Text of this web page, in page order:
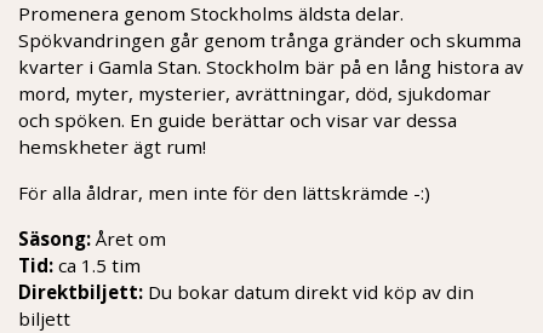
Promenera genom Stockholms äldsta delar.
Spökvandringen går genom trånga gränder och skumma
kvarter i Gamla Stan. Stockholm bär på en lång histora av
mord, myter, mysterier, avrättningar, död, sjukdomar
och spöken. En guide berättar och visar var dessa
hemskheter ägt rum!
För alla åldrar, men inte för den lättskrämde -:)
Säsong:Året om
Tid: ca 1.5 tim
Direktbiljett: Du bokar datum direkt vid köp av din
biljett